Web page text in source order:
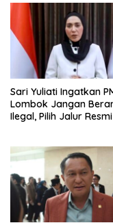
Sari Yuliati Ingatkan
Lombok Jangan
Ilegal, Pilih Jalur Resmi